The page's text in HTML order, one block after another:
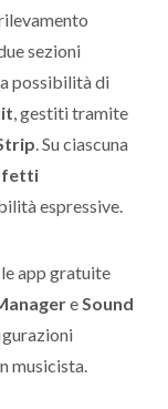
sezioni
possibilità di
, gestiti tramite
. Su ciascuna
espressive.
app gratuite
e Sound
musicista.